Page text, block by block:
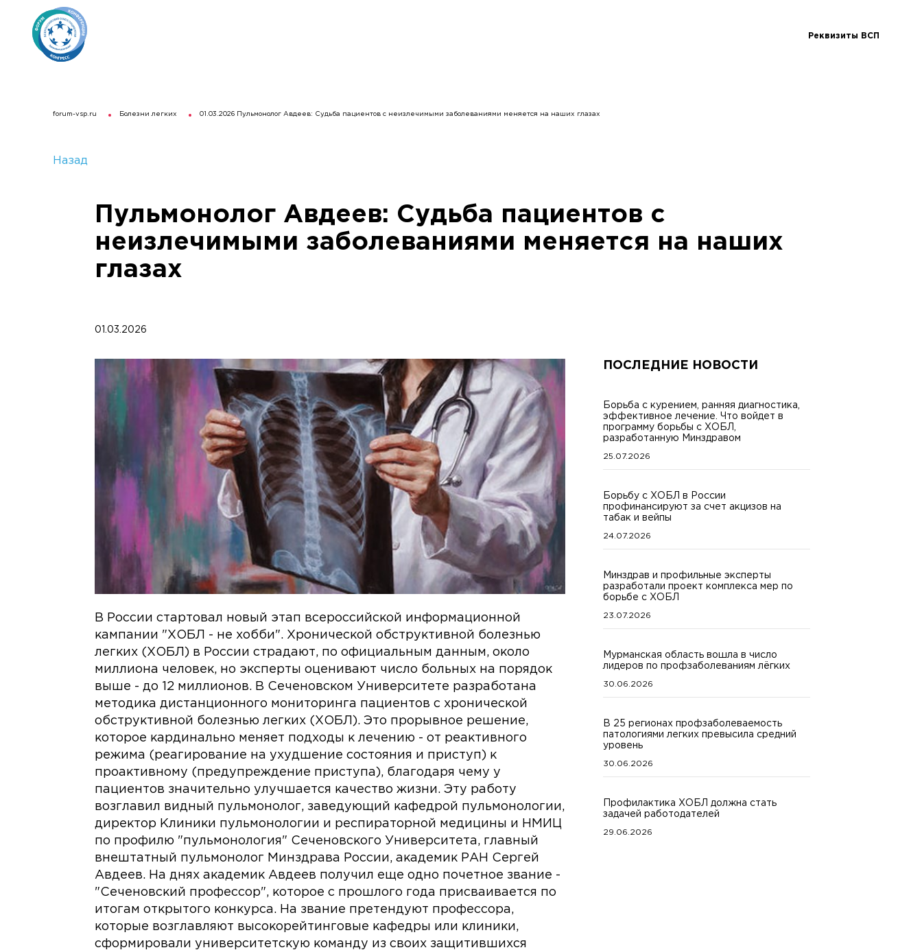
Реквизиты ВСП
forum-vsp.ru Болезни легких 01.03.2026 Пульмонолог Авдеев: Судьба пациентов с неизлечимыми заболеваниями меняется на наших глазах
Назад
Пульмонолог Авдеев: Судьба пациентов с
неизлечимыми заболеваниями меняется на наших
глазах
01.03.2026
В России стартовал новый этап всероссийской информационной
кампании "ХОБЛ - не хобби". Хронической обструктивной болезнью
легких (ХОБЛ) в России страдают, по официальным данным, около
миллиона человек, но эксперты оценивают число больных на порядок
выше - до 12 миллионов. В Сеченовском Университете разработана
методика дистанционного мониторинга пациентов с хронической
обструктивной болезнью легких (ХОБЛ). Это прорывное решение,
которое кардинально меняет подходы к лечению - от реактивного
режима (реагирование на ухудшение состояния и приступ) к
проактивному (предупреждение приступа), благодаря чему у
пациентов значительно улучшается качество жизни. Эту работу
возглавил видный пульмонолог, заведующий кафедрой пульмонологии,
директор Клиники пульмонологии и респираторной медицины и НМИЦ
по профилю "пульмонология" Сеченовского Университета, главный
внештатный пульмонолог Минздрава России, академик РАН Сергей
Авдеев. На днях академик Авдеев получил еще одно почетное звание -
"Сеченовский профессор", которое с прошлого года присваивается по
итогам открытого конкурса. На звание претендуют профессора,
которые возглавляют высокорейтинговые кафедры или клиники,
сформировали университетскую команду из своих защитившихся
ПОСЛЕДНИЕ НОВОСТИ
Борьба с курением, ранняя диагностика,
эффективное лечение. Что войдет в
программу борьбы с ХОБЛ,
разработанную Минздравом
25.07.2026
Борьбу с ХОБЛ в России
профинансируют за счет акцизов на
табак и вейпы
24.07.2026
Минздрав и профильные эксперты
разработали проект комплекса мер по
борьбе с ХОБЛ
23.07.2026
Мурманская область вошла в число
лидеров по профзаболеваниям лёгких
30.06.2026
В 25 регионах профзаболеваемость
патологиями легких превысила средний
уровень
30.06.2026
Профилактика ХОБЛ должна стать
задачей работодателей
29.06.2026